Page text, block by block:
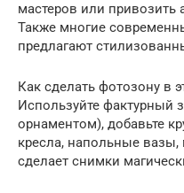
мастеров или привозить
Также многие
предлагают
Как сделать фотозону в
Используйте фактурный
орнаментом), добавьте
кресла, напольные
сделает снимки